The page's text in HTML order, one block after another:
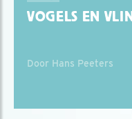
VOGELS EN
Door Hans Peeters